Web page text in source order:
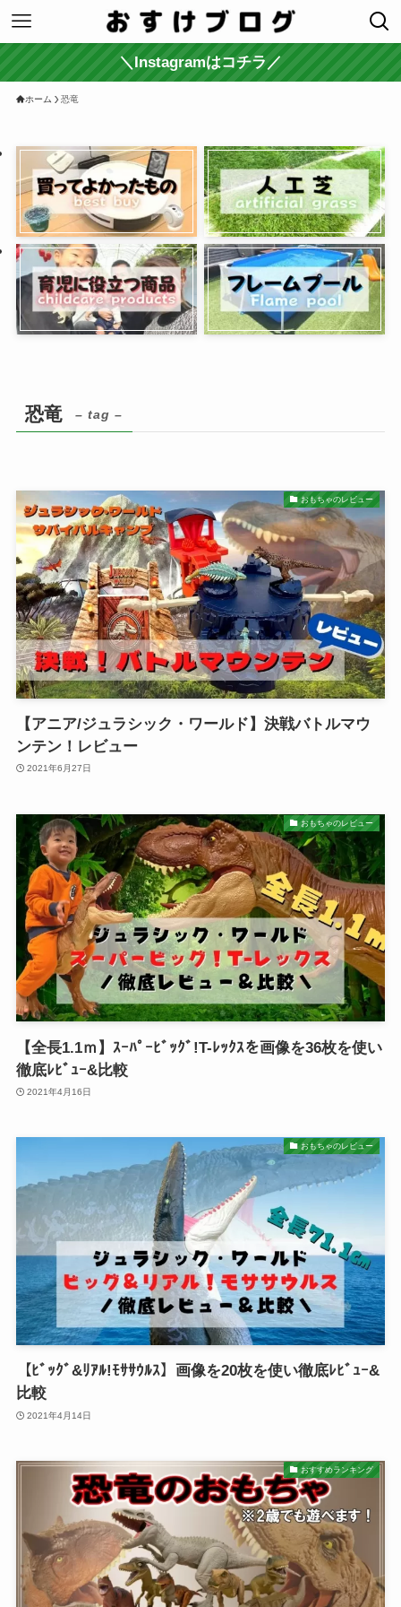
＼Instagramはコチラ／
ホーム 恐竜
恐竜 – tag –
おもちゃのレビュー
【アニア/ジュラシック・ワールド】決戦バトルマウ
ンテン！レビュー
2021年6月27日
おもちゃのレビュー
【全長1.1ｍ】ｽｰﾊﾟｰﾋﾞｯｸﾞ!T-ﾚｯｸｽを画像を36枚を使い
徹底ﾚﾋﾞｭｰ&比較
2021年4月16日
おもちゃのレビュー
【ﾋﾞｯｸﾞ&ﾘｱﾙ!ﾓｻｻｳﾙｽ】画像を20枚を使い徹底ﾚﾋﾞｭｰ&
比較
2021年4月14日
おすすめランキング